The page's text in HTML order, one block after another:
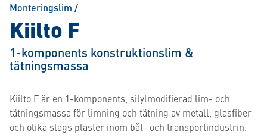
Monteringslim /
Kiilto F
1-komponents konstruktionslim &
tätningsmassa
Kiilto F är en 1-komponents, silylmodifierad lim- och
tätningsmassa för limning och tätning av metall, glasfiber
och olika slags plaster inom båt- och transportindustrin.